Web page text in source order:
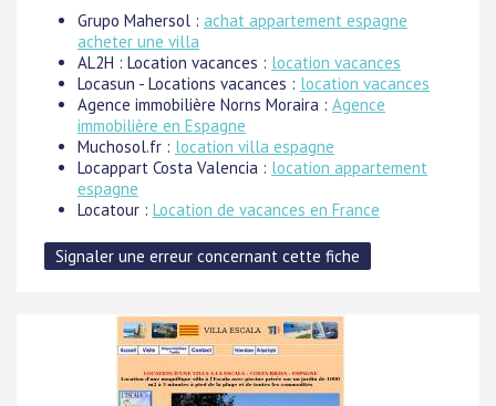
Grupo Mahersol : achat appartement espagne
acheter une villa
AL2H : Location vacances : location vacances
Locasun - Locations vacances : location vacances
Agence immobilière Norns Moraira : Agence
immobilière en Espagne
Muchosol.fr : location villa espagne
Locappart Costa Valencia : location appartement
espagne
Locatour : Location de vacances en France